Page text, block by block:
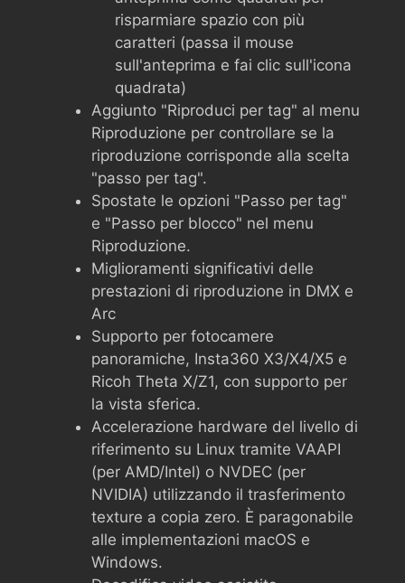
risparmiare spazio con più
caratteri (passa il mouse
sull'anteprima e fai clic sull'icona
quadrata)
Aggiunto "Riproduci per tag" al menu
Riproduzione per controllare se la
riproduzione corrisponde alla scelta
"passo per tag".
Spostate le opzioni "Passo per tag"
e "Passo per blocco" nel menu
Riproduzione.
Miglioramenti significativi delle
prestazioni di riproduzione in DMX e
Arc
Supporto per fotocamere
panoramiche, Insta360 X3/X4/X5 e
Ricoh Theta X/Z1, con supporto per
la vista sferica.
Accelerazione hardware del livello di
riferimento su Linux tramite VAAPI
(per AMD/Intel) o NVDEC (per
NVIDIA) utilizzando il trasferimento
texture a copia zero. È paragonabile
alle implementazioni macOS e
Windows.